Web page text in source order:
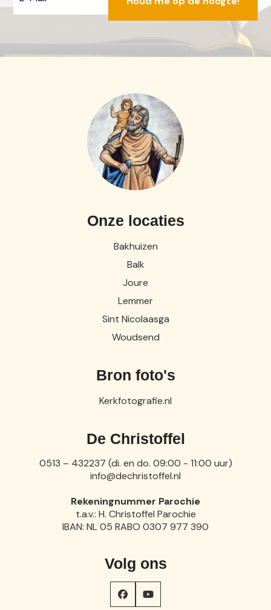
0513 – 432237 (di. en do. 09:00 - 11:00 uur)
Onze locaties
Bakhuizen
Balk
Joure
Lemmer
Sint Nicolaasga
Woudsend
Bron foto's
Kerkfotografie.nl
De Christoffel
0513 – 432237 (di. en do. 09:00 - 11:00 uur)
info@dechristoffel.nl
Rekeningnummer Parochie
t.a.v.: H. Christoffel Parochie
IBAN: NL 05 RABO 0307 977 390
Volg ons